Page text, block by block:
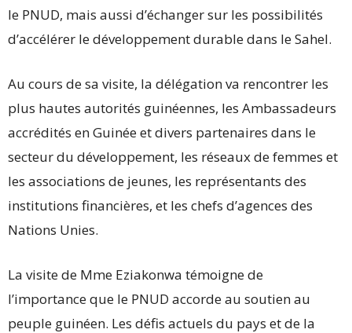
le PNUD, mais aussi d’échanger sur les possibilités
d’accélérer le développement durable dans le Sahel.
Au cours de sa visite, la délégation va rencontrer les
plus hautes autorités guinéennes, les Ambassadeurs
accrédités en Guinée et divers partenaires dans le
secteur du développement, les réseaux de femmes et
les associations de jeunes, les représentants des
institutions financières, et les chefs d’agences des
Nations Unies.
La visite de Mme Eziakonwa témoigne de
l’importance que le PNUD accorde au soutien au
peuple guinéen. Les défis actuels du pays et de la